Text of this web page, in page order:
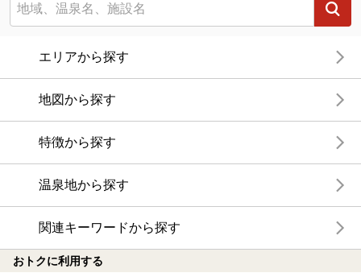
エリアから探す
地図から探す
特徴から探す
温泉地から探す
関連キーワードから探す
おトクに利用する